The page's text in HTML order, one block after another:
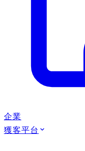
企業
獲客平台